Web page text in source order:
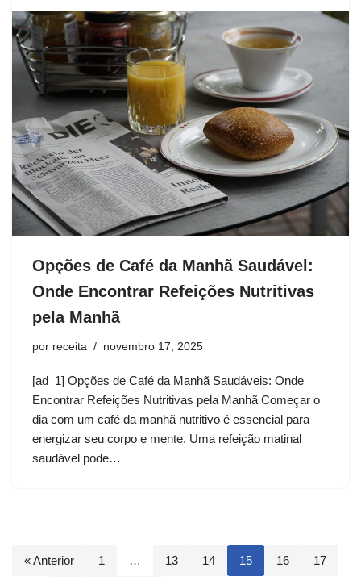
Opções de Café da Manhã Saudável:
Onde Encontrar Refeições Nutritivas
pela Manhã
por receita novembro 17, 2025
[ad_1] Opções de Café da Manhã Saudáveis: Onde
Encontrar Refeições Nutritivas pela Manhã Começar o
dia com um café da manhã nutritivo é essencial para
energizar seu corpo e mente. Uma refeição matinal
saudável pode…
« Anterior 1 … 13 14 15 16 17